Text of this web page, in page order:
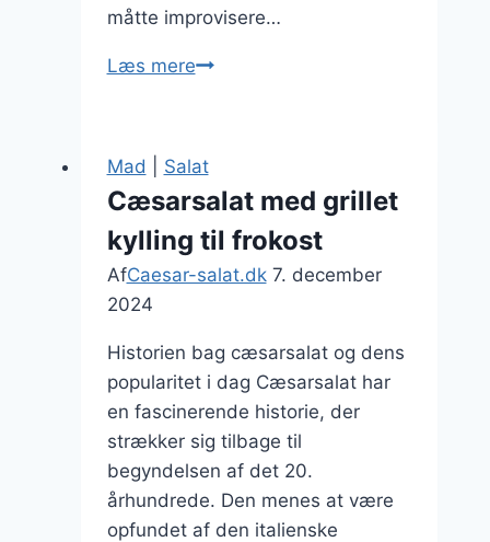
måtte improvisere…
Læs mereCæsarsalat
avocado
Mad Salat
Cæsarsalat med grillet
kylling til frokost
AfCaesar-salat.dk 7. december
2024
Historien bag cæsarsalat og dens
popularitet i dag Cæsarsalat har
en fascinerende historie, der
strækker sig tilbage til
begyndelsen af det 20.
århundrede. Den menes at være
opfundet af den italienske